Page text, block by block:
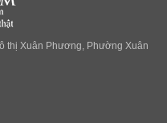
thị Xuân Phương, Phường Xuân